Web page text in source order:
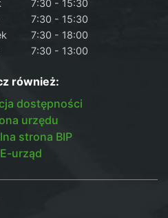
7:30 - 15:30
7:30 - 15:30
7:30 - 18:00
7:30 - 13:00
również:
dostępności
urzędu
strona BIP
urząd